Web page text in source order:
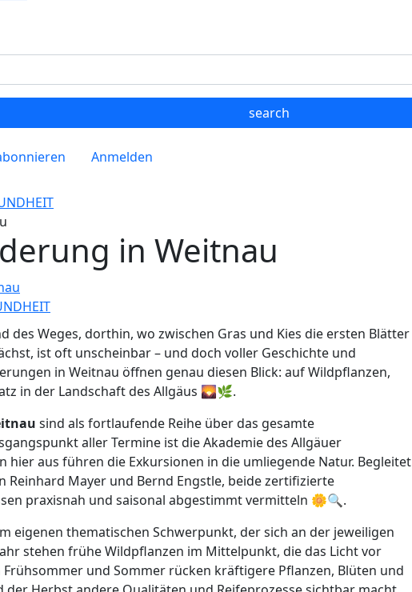
Anmelden
in Weitnau
des Weges, dorthin, wo zwischen Gras und Kies die ersten Blätter
ist oft unscheinbar – und doch voller Geschichte und
in Weitnau öffnen genau diesen Blick: auf Wildpflanzen,
in der Landschaft des Allgäus 🌄🌿.
sind als fortlaufende Reihe über das gesamte
aller Termine ist die Akademie des Allgäuer
hier aus führen die Exkursionen in die umliegende Natur. Begleitet
Reinhard Mayer und Bernd Engstle, beide zertifizierte
praxisnah und saisonal abgestimmt vermitteln 🌼🔍.
eigenen thematischen Schwerpunkt, der sich an der jeweiligen
stehen frühe Wildpflanzen im Mittelpunkt, die das Licht vor
und Sommer rücken kräftigere Pflanzen, Blüten und